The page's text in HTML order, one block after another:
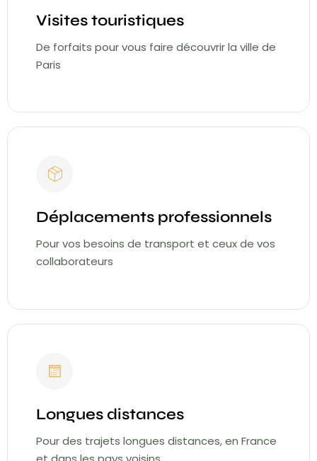
Visites touristiques
De forfaits pour vous faire découvrir la ville de
Paris
Déplacements professionnels
Pour vos besoins de transport et ceux de vos
collaborateurs
Longues distances
Pour des trajets longues distances, en France